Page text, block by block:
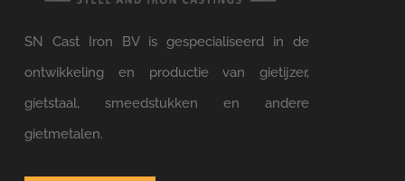
SN Cast Iron BV is gespecialiseerd in de
ontwikkeling en productie van gietijzer,
gietstaal, smeedstukken en andere
gietmetalen.